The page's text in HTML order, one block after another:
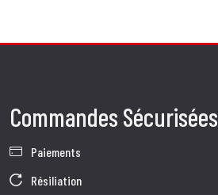
Commandes Sécurisées
Paiements
Résiliation